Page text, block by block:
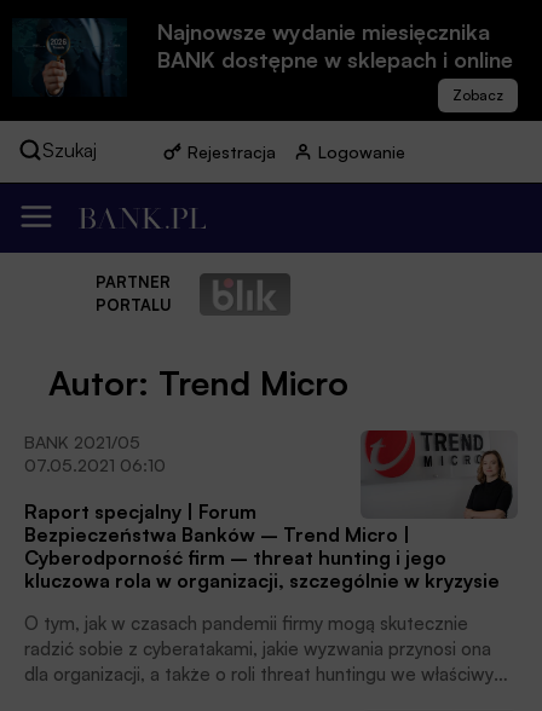
Najnowsze wydanie miesięcznika
BANK dostępne w sklepach i online
Szukaj Rejestracja Logowanie
PARTNER
PORTALU
Autor: Trend Micro
BANK 2021/05
07.05.2021 06:10
Raport specjalny | Forum
Bezpieczeństwa Banków – Trend Micro |
Cyberodporność firm – threat hunting i jego
kluczowa rola w organizacji, szczególnie w kryzysie
O tym, jak w czasach pandemii firmy mogą skutecznie
radzić sobie z cyberatakami, jakie wyzwania przynosi ona
dla organizacji, a także o roli threat huntingu we właściwym